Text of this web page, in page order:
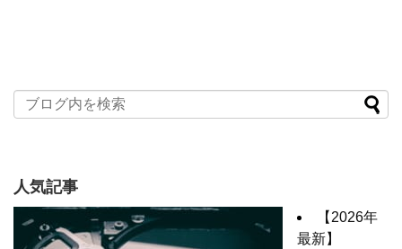
人気記事
【2026年
最新】